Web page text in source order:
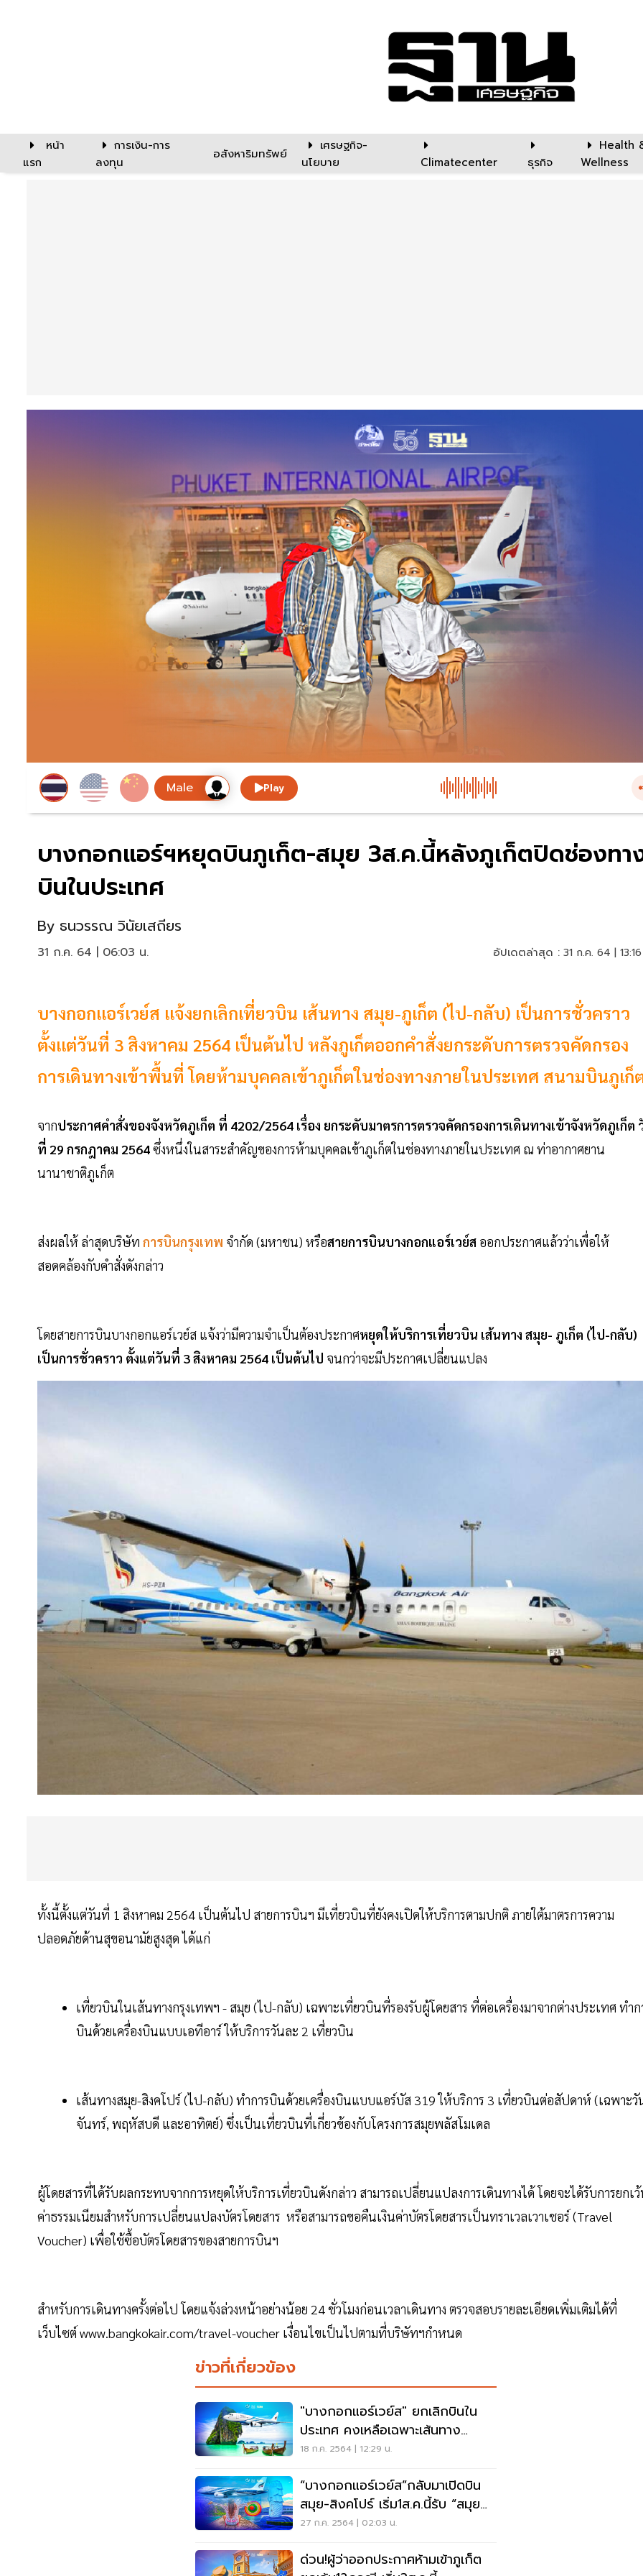
หน้า
แรก
การเงิน-การ
ลงทุน
อสังหาริมทรัพย์
เศรษฐกิจ-
นโยบาย
Climatecenter ธุรกิจ
Health
Wellness
Play
บางกอกแอร์ฯหยุดบินภูเก็ต-สมุย 3ส.ค.นี้หลังภูเก็ตปิดช่องทา
บินในประเทศ
By ธนวรรณ วินัยเสถียร
31 ก.ค. 64 | 06:03 น. อัปเดตล่าสุด : 31 ก.ค. 64 |
บางกอกแอร์เวย์ส แจ้งยกเลิกเที่ยวบิน เส้นทาง สมุย-ภูเก็ต (ไป-กลับ) เป็นการชั่วคราว
ตั้งแต่วันที่ 3 สิงหาคม 2564 เป็นต้นไป หลังภูเก็ตออกคำสั่งยกระดับการตรวจคัดกรอง
การเดินทางเข้าพื้นที่ โดยห้ามบุคคลเข้าภูเก็ตในช่องทางภายในประเทศ สนามบินภูเก็
จากประกาศคำสั่งของจังหวัดภูเก็ต ที่ 4202/2564 เรื่อง ยกระดับมาตรการตรวจคัดกรองการเดินทางเข้าจังหวัดภูเก็ต
ที่ 29 กรกฎาคม 2564ซึ่งหนึ่งในสาระสำคัญของการห้ามบุคคลเข้าภูเก็ตในช่องทางภายในประเทศ ณ ท่าอากาศยาน
นานาชาติภูเก็ต
ส่งผลให้ ล่าสุดบริษัท การบินกรุงเทพ จำกัด (มหาชน) หรือสายการบินบางกอกแอร์เวย์ส ออกประกาศแล้วว่าเพื่อให้
สอดคล้องกับคำสั่งดังกล่าว
โดยสายการบินบางกอกแอร์เวย์ส แจ้งว่ามีความจำเป็นต้องประกาศหยุดให้บริการเที่ยวบิน เส้นทาง สมุย- ภูเก็ต (ไป-กลับ)
เป็นการชั่วคราว ตั้งแต่วันที่ 3 สิงหาคม 2564 เป็นต้นไป จนกว่าจะมีประกาศเปลี่ยนแปลง
ทั้งนี้ตั้งแต่วันที่ 1 สิงหาคม 2564 เป็นต้นไป สายการบินฯ มีเที่ยวบินที่ยังคงเปิดให้บริการตามปกติ ภายใต้มาตรการความ
ปลอดภัยด้านสุขอนามัยสูงสุด ได้แก่
เที่ยวบินในเส้นทางกรุงเทพฯ - สมุย (ไป-กลับ) เฉพาะเที่ยวบินที่รองรับผู้โดยสาร ที่ต่อเครื่องมาจากต่างประเทศ ทำก
บินด้วยเครื่องบินแบบเอทีอาร์ ให้บริการวันละ 2 เที่ยวบิน
เส้นทางสมุย-สิงคโปร์ (ไป-กลับ) ทำการบินด้วยเครื่องบินแบบแอร์บัส 319 ให้บริการ 3 เที่ยวบินต่อสัปดาห์ (เฉพาะวั
จันทร์, พฤหัสบดี และอาทิตย์) ซึ่งเป็นเที่ยวบินที่เกี่ยวข้องกับโครงการสมุยพลัสโมเดล
ผู้โดยสารที่ได้รับผลกระทบจากการหยุดให้บริการเที่ยวบินดังกล่าว สามารถเปลี่ยนแปลงการเดินทางได้ โดยจะได้รับการยกเ
ค่าธรรมเนียมสำหรับการเปลี่ยนแปลงบัตรโดยสาร หรือสามารถขอคืนเงินค่าบัตรโดยสารเป็นทราเวลเวาเชอร์ (Travel
Voucher) เพื่อใช้ซื้อบัตรโดยสารของสายการบินฯ
สำหรับการเดินทางครั้งต่อไป โดยแจ้งล่วงหน้าอย่างน้อย 24 ชั่วโมงก่อนเวลาเดินทาง ตรวจสอบรายละเอียดเพิ่มเติมได้ที่
เว็บไซต์ www.bangkokair.com/travel-voucher เงื่อนไขเป็นไปตามที่บริษัทฯกำหนด
ข่าวที่เกี่ยวข้อง
"บางกอกแอร์เวย์ส" ยกเลิกบินใน
ประเทศ คงเหลือเฉพาะเส้นทาง
บินSandbox
18 ก.ค. 2564 | 12:29 น.
“บางกอกแอร์เวย์ส”กลับมาเปิดบิน
สมุย-สิงคโปร์ เริ่ม1ส.ค.นี้รับ “สมุย
พลัส”
27 ก.ค. 2564 | 02:03 น.
ด่วน!ผู้ว่าออกประกาศห้ามเข้าภูเก็ต